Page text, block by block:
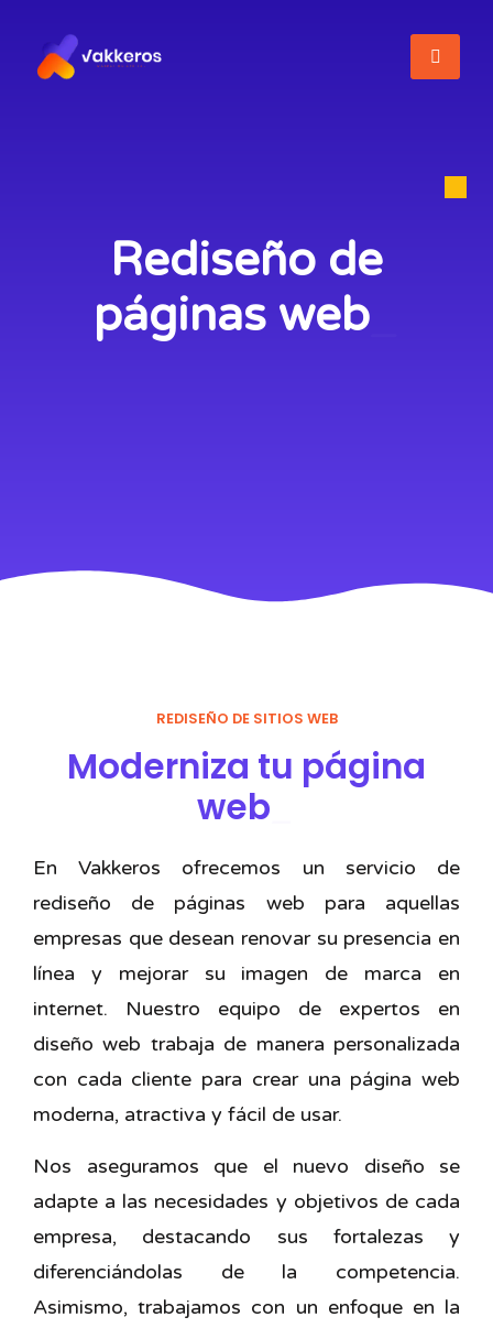
Rediseño de
páginas web_
REDISEÑO DE SITIOS WEB
Moderniza tu página
web
En Vakkeros ofrecemos un servicio de
rediseño de páginas web para aquellas
empresas que desean renovar su presencia en
línea y mejorar su imagen de marca en
internet. Nuestro equipo de expertos en
diseño web trabaja de manera personalizada
con cada cliente para crear una página web
moderna, atractiva y fácil de usar.
Nos aseguramos que el nuevo diseño se
adapte a las necesidades y objetivos de cada
empresa, destacando sus fortalezas y
diferenciándolas de la competencia.
Asimismo, trabajamos con un enfoque en la